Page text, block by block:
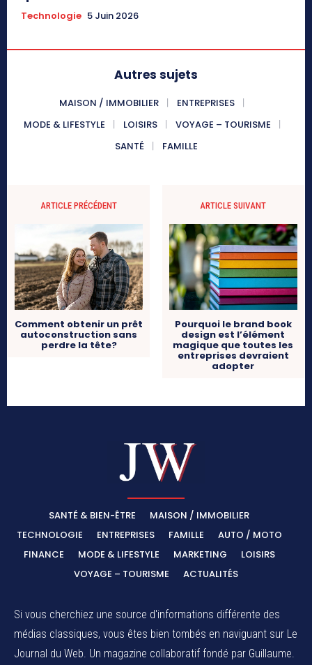
Technologie 5 Juin 2026
Autres sujets
MAISON / IMMOBILIER
ENTREPRISES
MODE & LIFESTYLE
LOISIRS
VOYAGE – TOURISME
SANTÉ
FAMILLE
ARTICLE PRÉCÉDENT
Comment obtenir un prêt
autoconstruction sans
perdre la tête?
ARTICLE SUIVANT
Pourquoi le brand book
design est l’élément
magique que toutes les
entreprises devraient
adopter
SANTÉ & BIEN-ÊTRE
MAISON / IMMOBILIER
TECHNOLOGIE
ENTREPRISES FAMILLE
AUTO / MOTO
FINANCE
MODE & LIFESTYLE MARKETING
LOISIRS
VOYAGE – TOURISME
ACTUALITÉS
Si vous cherchiez une source d'informations différente des
médias classiques, vous êtes bien tombés en naviguant sur Le
Journal du Web. Un magazine collaboratif fondé par Guillaume.